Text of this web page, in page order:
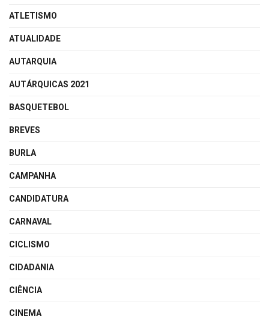
ATLETISMO
ATUALIDADE
AUTARQUIA
AUTÁRQUICAS 2021
BASQUETEBOL
BREVES
BURLA
CAMPANHA
CANDIDATURA
CARNAVAL
CICLISMO
CIDADANIA
CIÊNCIA
CINEMA